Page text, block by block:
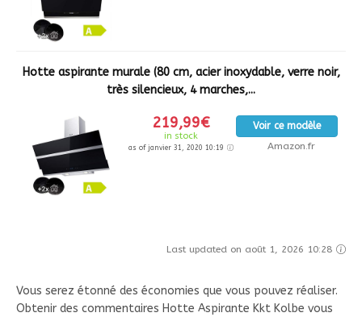
Hotte aspirante murale (80 cm, acier inoxydable, verre noir,
très silencieux, 4 marches,...
219,99€
in stock
as of janvier 31, 2020 10:19
Voir ce modèle
Amazon.fr
Last updated on août 1, 2026 10:28
Vous serez étonné des économies que vous pouvez réaliser.
Obtenir des commentaires Hotte Aspirante Kkt Kolbe vous